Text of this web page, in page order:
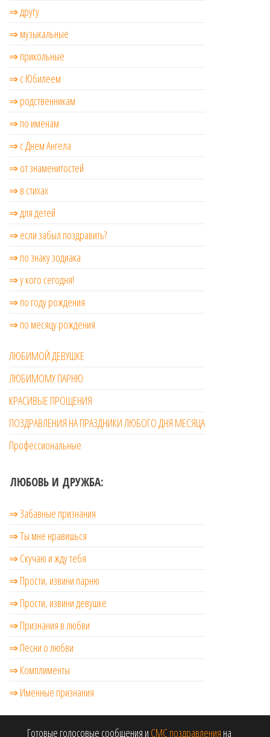
⇒ другу
⇒ музыкальные
⇒ прикольные
⇒ с Юбилеем
⇒ родственникам
⇒ по именам
⇒ с Днем Ангела
⇒ от знаменитостей
⇒ в стихах
⇒ для детей
⇒ если забыл поздравить?
⇒ по знаку зодиака
⇒ у кого сегодня!
⇒ по году рождения
⇒ по месяцу рождения
ЛЮБИМОЙ ДЕВУШКЕ
ЛЮБИМОМУ ПАРНЮ
КРАСИВЫЕ ПРОЩЕНИЯ
ПОЗДРАВЛЕНИЯ НА ПРАЗДНИКИ ЛЮБОГО ДНЯ МЕСЯЦА
Профессиональные
ЛЮБОВЬ И ДРУЖБА:
⇒ Забавные признания
⇒ Ты мне нравишься
⇒ Скучаю и жду тебя
⇒ Прости, извини парню
⇒ Прости, извини девушке
⇒ Признания в любви
⇒ Песни о любви
⇒ Комплименты
⇒ Именные признания
Готовые голосовые сообщения и СМС поздравления на